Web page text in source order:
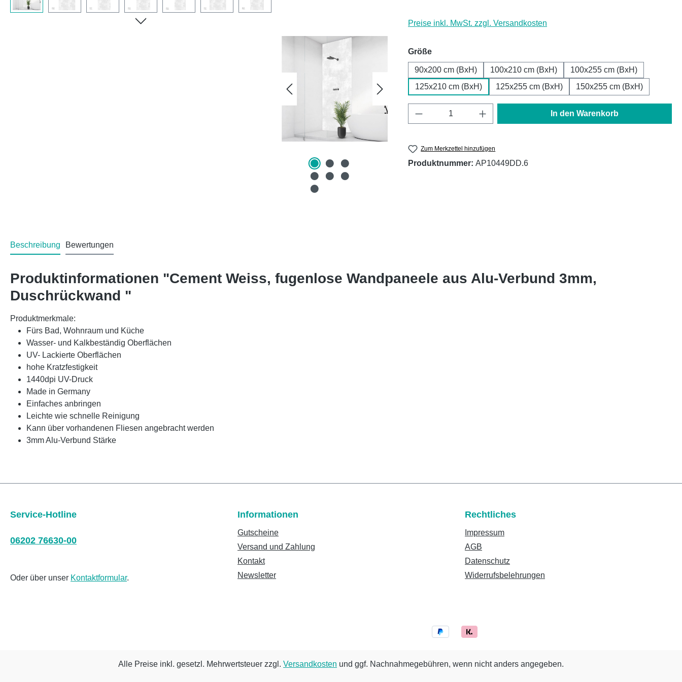
Preise inkl. MwSt. zzgl. Versandkosten
Größeauswählen
90x200 cm (BxH) 100x210 cm (BxH)
100x255 cm (BxH)
125x210 cm (BxH)
125x255 cm (BxH) 150x255 cm (BxH)
Produkt Anzahl: Gib den gewünschten Wert ein
In den Warenkorb
Zum Merkzettel hinzufügen
Produktnummer: AP10449DD.6
Beschreibung Bewertungen
Produktinformationen "Cement Weiss, fugenlose Wandpaneele aus Alu-Verbund 3mm,
Duschrückwand "
Produktmerkmale:
Fürs Bad, Wohnraum und Küche
Wasser- und Kalkbeständig Oberflächen
UV- Lackierte Oberflächen
hohe Kratzfestigkeit
1440dpi UV-Druck
Made in Germany
Einfaches anbringen
Leichte wie schnelle Reinigung
Kann über vorhandenen Fliesen angebracht werden
3mm Alu-Verbund Stärke
Service-Hotline
06202 76630-00
Oder über unser Kontaktformular.
Informationen
Gutscheine
Versand und Zahlung
Kontakt
Newsletter
Rechtliches
Impressum
AGB
Datenschutz
Widerrufsbelehrungen
Alle Preise inkl. gesetzl. Mehrwertsteuer zzgl. Versandkosten und ggf. Nachnahmegebühren, wenn nicht anders angegeben.